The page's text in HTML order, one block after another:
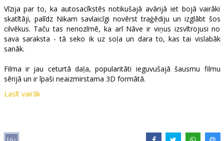
Kino
Klubs
Vīzija par to, ka autosacīkstēs notikušajā avārijā iet bojā vairāki
skatītāji, palīdz Nikam savlaicīgi novērst traģēdiju un izglābt šos
cilvēkus. Taču tas nenozīmē, ka arī Nāve ir viņus izsvītrojusi no
sava saraksta - tā seko ik uz soļa un dara to, kas tai vislabāk
sanāk.
Filma ir jau ceturtā daļa, popularitāti ieguvušajā šausmu filmu
sērijā un ir īpaši neaizmirstama 3D formātā.
Lomās: Krista Allen, Shantel VanSanten, Bobby Campo, Nick Zano,
Lasīt vairāk